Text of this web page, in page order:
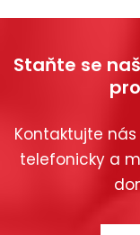
Staňte se
Kontaktujte
telefonicky a